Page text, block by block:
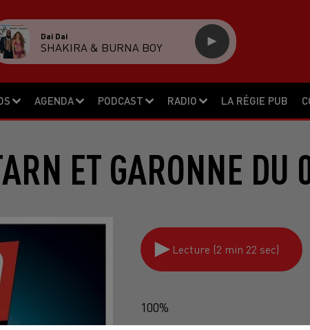
AGENDA PODCAST RADIO LA RÉGIE PUB
Dai Dai
SHAKIRA & BURNA BOY
ET GARONNE
Lecture (2 min 22 sec)
100%